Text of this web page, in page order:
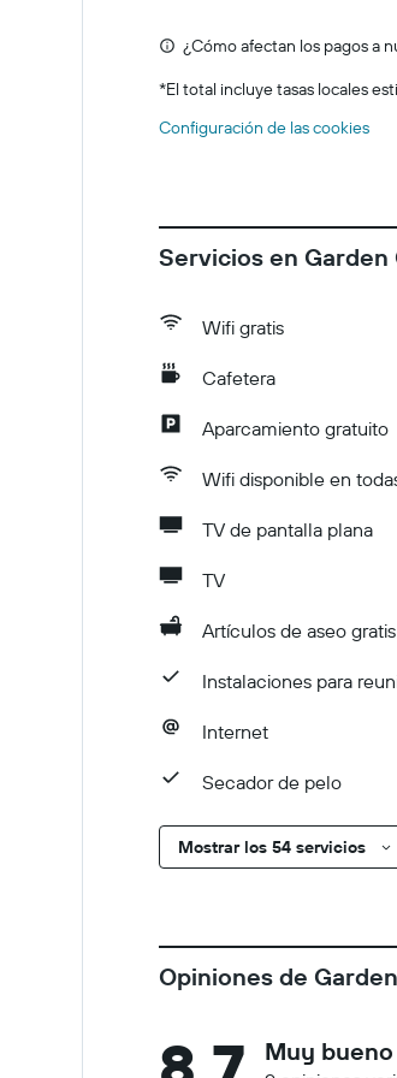
¿Cómo afectan los pagos a
*El total incluye tasas locales
Configuración de las cookies
Servicios en Garden
Wifi gratis
Cafetera
Aparcamiento gratuito
Wifi disponible en
TV de pantalla plana
TV
Artículos de aseo gratis
Instalaciones para
Internet
Secador de pelo
Mostrar los 54 servicios
Opiniones de
Muy bueno